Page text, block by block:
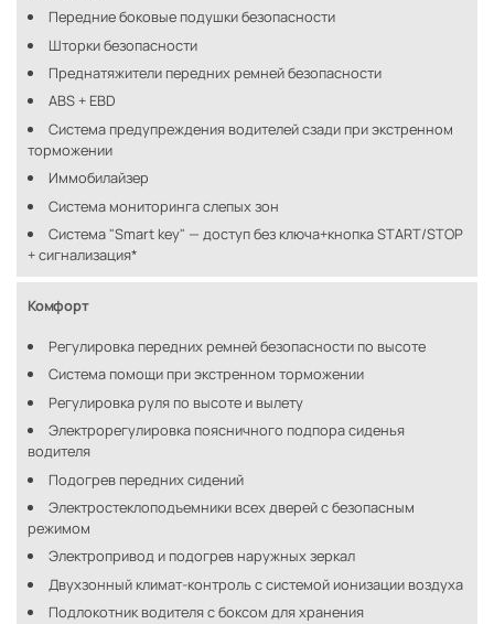
Передние боковые подушки безопасности
Шторки безопасности
Преднатяжители передних ремней безопасности
ABS + EBD
Система предупреждения водителей сзади при экстренном
торможении
Иммобилайзер
Система мониторинга слепых зон
Система "Smart key" — доступ без ключа+кнопка START/STOP
+ сигнализация*
Комфорт
Регулировка передних ремней безопасности по высоте
Система помощи при экстренном торможении
Регулировка руля по высоте и вылету
Электрорегулировка поясничного подпора сиденья
водителя
Подогрев передних сидений
Электростеклоподъемники всех дверей с безопасным
режимом
Электропривод и подогрев наружных зеркал
Двухзонный климат-контроль с системой ионизации воздуха
Подлокотник водителя с боксом для хранения